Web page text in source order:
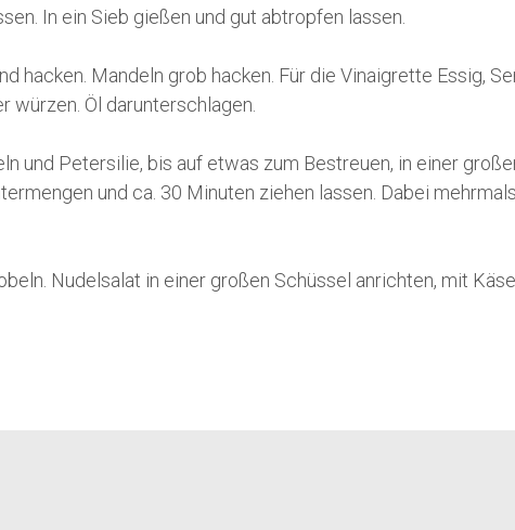
In ein Sieb gießen und gut abtropfen lassen.
hacken. Mandeln grob hacken. Für die Vinaigrette Essig,
würzen. Öl darunterschlagen.
und Petersilie, bis auf etwas zum Bestreuen, in einer
und ca. 30 Minuten ziehen lassen. Dabei mehrmals
Nudelsalat in einer großen Schüssel anrichten, mit